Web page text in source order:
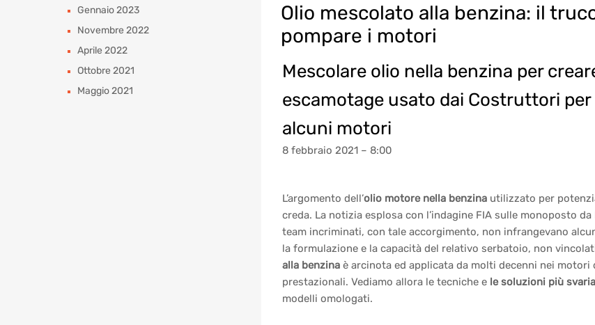
Olio mescolato alla benzina: il
pompare i motori
Mescolare olio nella benzina per
escamotage usato dai Costruttori
alcuni motori
8 febbraio 2021 – 8:00
L’argomento dell’olio motore nella benzinautilizzato per
creda. La notizia esplosa con l’indagine FIA sulle monoposto
team incriminati, con tale accorgimento, non infrangevano
la formulazione e la capacità del relativo serbatoio, non
alla benzinaè arcinota ed applicata da molti decenni nei
prestazionali. Vediamo allora le tecniche e le soluzioni più
modelli omologati.
Gennaio 2023
Novembre 2022
Aprile 2022
Ottobre 2021
Maggio 2021